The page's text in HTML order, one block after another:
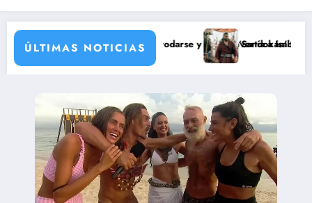
ÚLTIMAS NOTICIAS
que nunca llegó a rodarse y que convertía a Isabel Pantoja en la
‘Sandokán’ tendrá segunda